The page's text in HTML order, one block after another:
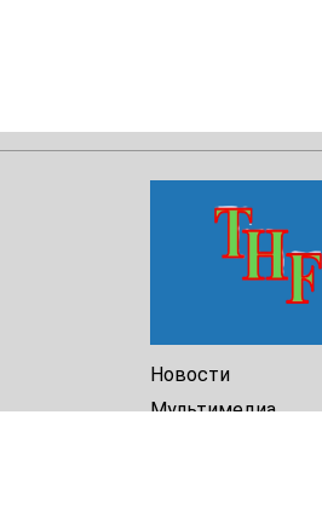
Новости
Мультимедиа